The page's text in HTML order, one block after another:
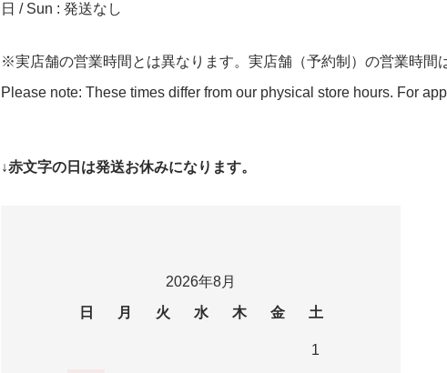
日 / Sun : 発送なし
※実店舗の営業時間とは異なります。実店舗（予約制）の営業時間
Please note: These times differ from our physical store hours. For
↓赤文字の日は発送お休みになります。
2026年8月
日
月 火 水 木 金 土
1